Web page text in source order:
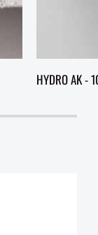
HYDRO AK -